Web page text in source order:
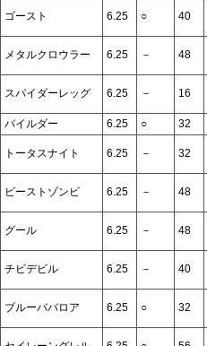
ゴースト 6.25 ○ 40
メタルクロウラー 6.25 － 48
スパイダーレッグ 6.25 － 16
バイルダー
6.25 ○ 32
トータスナイト 6.25 － 32
ビーストゾンビ 6.25 － 48
グール 6.25 － 48
チビデビル 6.25 － 40
ブルーババロア 6.25 ○ 32